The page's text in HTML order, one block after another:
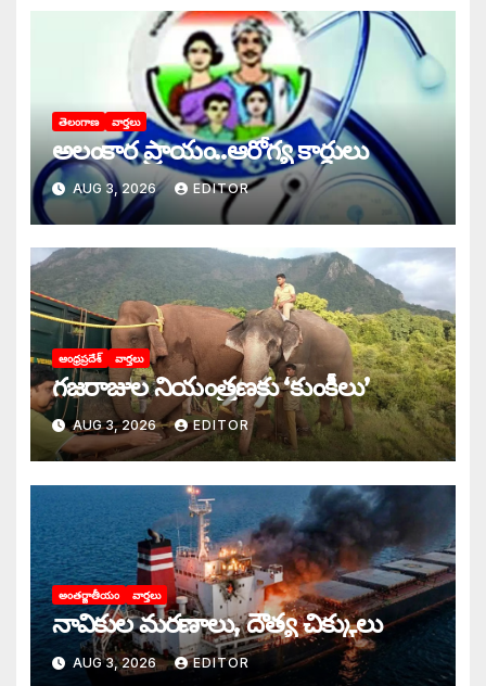
తెలంగాణ వార్తలు
అలంకార ప్రాయం..ఆరోగ్య కార్డులు
AUG 3, 2026 EDITOR
ఆంధ్రప్రదేశ్ వార్తలు
గజరాజుల నియంత్రణకు ‘కుంకీలు’
AUG 3, 2026 EDITOR
అంతర్జాతీయం వార్తలు
నావికుల మరణాలు, దౌత్య చిక్కులు
AUG 3, 2026 EDITOR